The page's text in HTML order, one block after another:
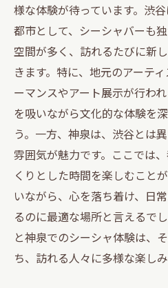
様な体験が待っています。渋
都市として、シーシャバーも
空間が多く、訪れるたびに新
きます。特に、地元のアーテ
ーマンスやアート展示が行わ
を吸いながら文化的な体験を
う。一方、神泉は、渋谷とは
雰囲気が魅力です。ここでは
くりとした時間を楽しむこと
いながら、心を落ち着け、日
るのに最適な場所と言えるで
と神泉でのシーシャ体験は、
ち、訪れる人々に多様な楽し